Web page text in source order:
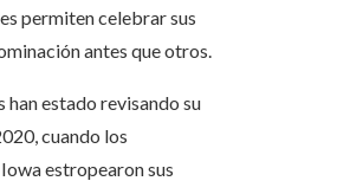
permiten celebrar sus
antes que otros.
han estado revisando su
cuando los
estropearon sus